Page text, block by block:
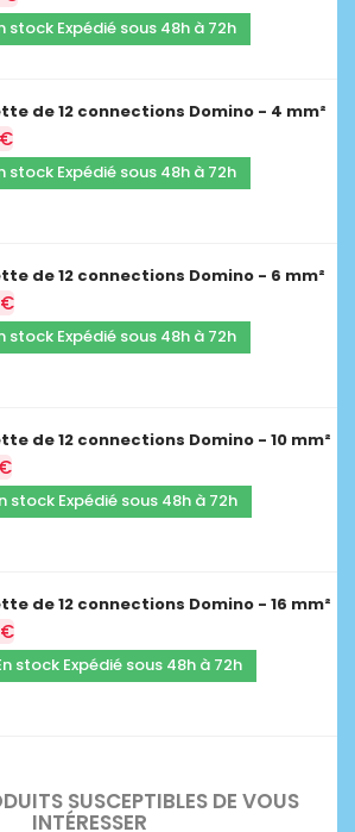
stock Expédié sous 48h à 72h
de 12 connections Domino - 4 mm²
stock Expédié sous 48h à 72h
de 12 connections Domino - 6 mm²
stock Expédié sous 48h à 72h
de 12 connections Domino - 10 mm²
stock Expédié sous 48h à 72h
de 12 connections Domino - 16 mm²
stock Expédié sous 48h à 72h
SUSCEPTIBLES DE VOUS
INTÉRESSER